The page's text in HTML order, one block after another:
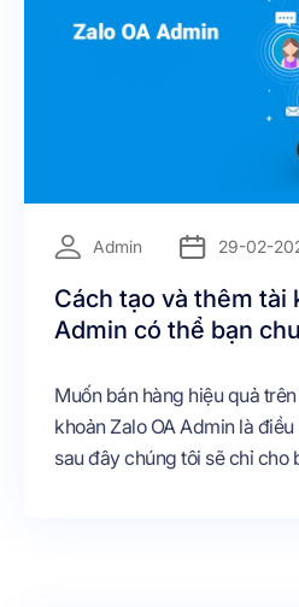
Admin 29-02-
Cách tạo và thêm tài
Admin có thể bạn
Muốn bán hàng hiệu quả
khoản Zalo OA Admin là điều rất cần thiết Bài viết
sau đây chúng tôi sẽ chỉ cho